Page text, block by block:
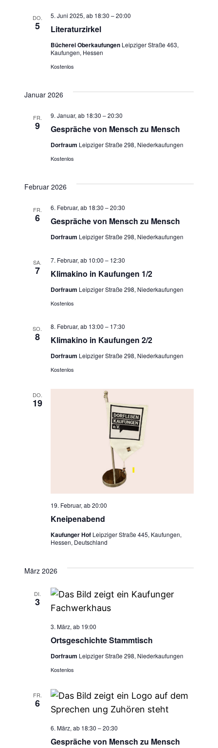
DO.
5 Literaturzirkel
5. Juni 2025, ab 18:30 –20:00
Bücherei Oberkaufungen Leipziger Straße 463,
Kaufungen, Hessen
Kostenlos
Januar 2026
FR.
9 Gespräche von Mensch zu Mensch
9. Januar, ab 18:30 –20:30
Dorfraum Leipziger Straße 298, Niederkaufungen
Kostenlos
Februar 2026
FR.
6 Gespräche von Mensch zu Mensch
6. Februar, ab 18:30 –20:30
Dorfraum Leipziger Straße 298, Niederkaufungen
SA.
7 Klimakino in Kaufungen 1/2
7. Februar, ab 10:00 – 12:30
Dorfraum Leipziger Straße 298, Niederkaufungen
Kostenlos
SO.
8 Klimakino in Kaufungen 2/2
8. Februar, ab 13:00 – 17:30
Dorfraum Leipziger Straße 298, Niederkaufungen
Kostenlos
DO.
19
Kneipenabend
19. Februar, ab 20:00
Kaufunger Hof Leipziger Straße 445, Kaufungen,
Hessen, Deutschland
März 2026
DI.
3
Ortsgeschichte Stammtisch
3. März, ab 19:00
Dorfraum Leipziger Straße 298, Niederkaufungen
Kostenlos
FR.
6
Gespräche von Mensch zu Mensch
6. März, ab 18:30 –20:30